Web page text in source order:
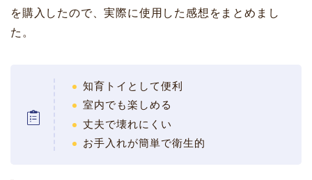
を購入したので、実際に使用した感想をまとめまし
た。
知育トイとして便利
室内でも楽しめる
丈夫で壊れにくい
お手入れが簡単で衛生的